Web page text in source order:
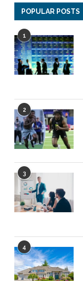
POPULAR POSTS
1
2
3
4